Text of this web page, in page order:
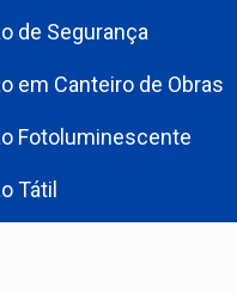
de Segurança
em Canteiro de Obras
Fotoluminescente
Tátil